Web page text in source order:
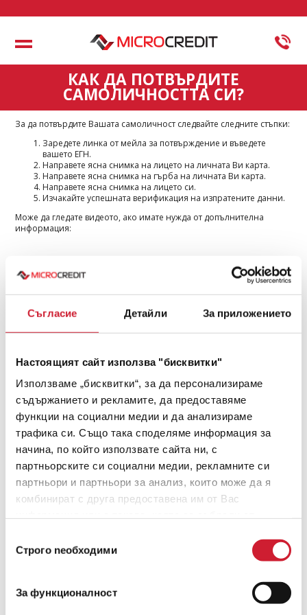
Съгласие Детайли За приложението
Настоящият сайт използва "бисквитки"
Използваме „бисквитки“, за да персонализираме
съдържанието и рекламите, да предоставяме
функции на социални медии и да анализираме
трафика си. Също така споделяме информация за
начина, по който използвате сайта ни, с
партньорските си социални медии, рекламните си
партньори и партньори за анализ, които може да я
комбинират с друга предоставена им от Вас
наСтрого nеобходими
За функционалност
Меню
КАК ДА ПОТВЪРДИТЕ
САМОЛИЧНОСТТА СИ?
За да потвърдите Вашата самоличност следвайте следните стъпки:
Заредете линка от мейла за потвърждение и въведете
вашето ЕГН.
Направете ясна снимка на лицето на личната Ви карта.
Направете ясна снимка на гърба на личната Ви карта.
Направете ясна снимка на лицето си.
Изчакайте успешната верификация на изпратените данни.
Може да гледате видеото, ако имате нужда от допълнителна
информация: